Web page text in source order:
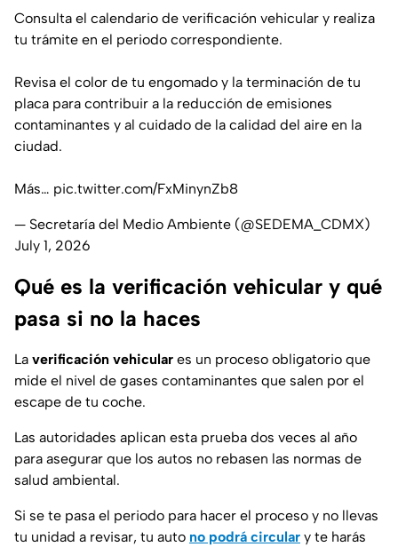
Consulta el calendario de verificación vehicular y realiza
tu trámite en el periodo correspondiente.
Revisa el color de tu engomado y la terminación de tu
placa para contribuir a la reducción de emisiones
contaminantes y al cuidado de la calidad del aire en la
ciudad.
Más… pic.twitter.com/FxMinynZb8
— Secretaría del Medio Ambiente (@SEDEMA_CDMX)
July 1, 2026
Qué es la verificación vehicular y qué
pasa si no la haces
La verificación vehicular es un proceso obligatorio que
mide el nivel de gases contaminantes que salen por el
escape de tu coche.
Las autoridades aplican esta prueba dos veces al año
para asegurar que los autos no rebasen las normas de
salud ambiental.
Si se te pasa el periodo para hacer el proceso y no llevas
tu unidad a revisar, tu auto no podrá circular y te harás